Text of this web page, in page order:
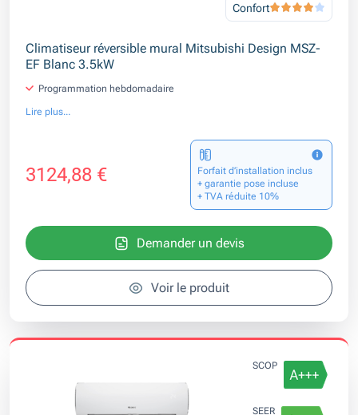
Confort
Climatiseur réversible mural Mitsubishi Design MSZ-
EF Blanc 3.5kW
Programmation hebdomadaire
Lire plus...
3124,88 €
Forfait d’installation inclus
+ garantie pose incluse
+ TVA réduite 10%
Demander un devis
Voir le produit
SCOP
SEER